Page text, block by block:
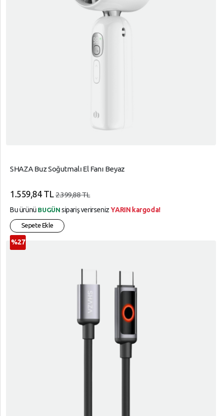
SHAZA Buz Soğutmalı El Fanı Beyaz
1.559,84 TL2.399,88 TL
Bu ürünü BUGÜN sipariş verirsenizYARIN kargoda!
Sepete Ekle
%27